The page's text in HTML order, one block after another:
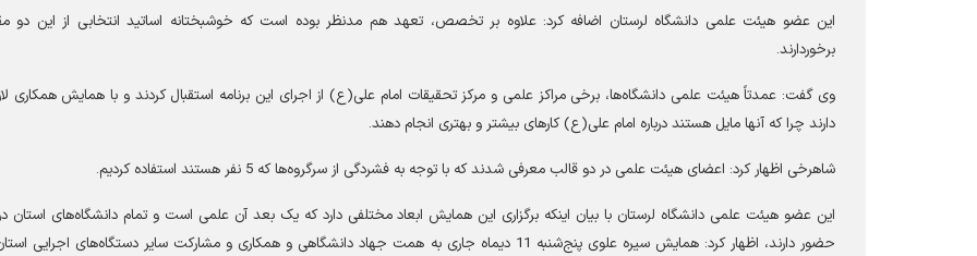
این عضو هیئت علمی دانشگاه لرستان اضافه کرد: علاوه بر تخصص، تعهد هم مدنظر بوده است که خوشبختانه اساتید انتخابی از این دو
برخوردارند.
وی گفت: عمدتاً هیئت علمی دانشگاهها، برخی مراکز علمی و مرکز تحقیقات امام علی(ع) از اجرای این برنامه استقبال کردند و با همایش همکاری
دارند چرا که آنها مایل هستند درباره امام علی(ع) کارهای بیشتر و بهتری انجام دهند.
شاهرخی اظهار کرد: اعضای هیئت علمی در دو قالب معرفی شدند که با توجه به فشردگی از سرگروهها که 5 نفر هستند استفاده کردیم .
این عضو هیئت علمی دانشگاه لرستان با بیان اینکه برگزاری این همایش ابعاد مختلفی دارد که یک بعد آن علمی است و تمام دانشگاههای استان
حضور دارند، اظهار کرد: همایش سیره علوی پنجشنبه 11 دیماه جاری به همت جهاد دانشگاهی و همکاری و مشارکت سایر دستگاه
های اجرایی